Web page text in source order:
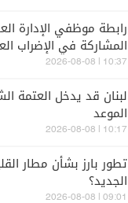
رابطة موظفي الإدارة
المشاركة في الإضراب
10:37 | 2026-08-08
لبنان قد يدخل العتمة
الموعد
10:17 | 2026-08-08
تطور بارز بشأن مطار
الجديد؟
09:01 | 2026-08-08